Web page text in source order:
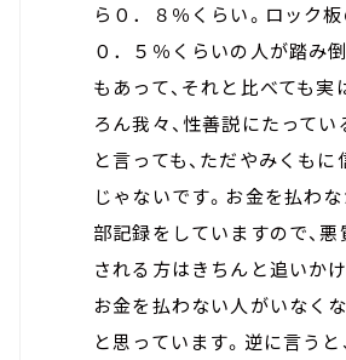
ら０．８％くらい。ロック
０．５％くらいの人が踏み
もあって、それと比べても実
ろん我々、性善説にたってい
と言っても、ただやみくも
じゃないです。お金を払わ
部記録をしていますので、
される方はきちんと追いか
お金を払わない人がいなく
と思っています。逆に言うと